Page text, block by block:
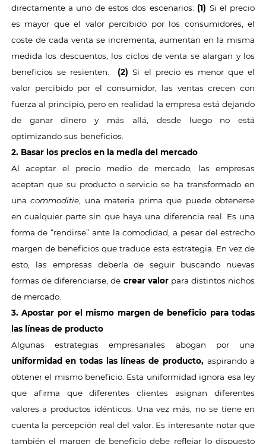
directamente a uno de estos dos escenarios: (1) Si el precio
es mayor que el valor percibido por los consumidores, el
coste de cada venta se incrementa, aumentan en la misma
medida los descuentos, los ciclos de venta se alargan y los
beneficios se resienten.
(2) Si el precio es menor que el
valor percibido por el consumidor, las ventas crecen con
fuerza al principio, pero en realidad la empresa está dejando
de ganar dinero y más allá, desde luego no está
optimizando sus beneficios.
2. Basar los precios en la media del mercado
Al aceptar el precio medio de mercado, las empresas
aceptan que su producto o servicio se ha transformado en
unacommoditie , una materia prima que puede obtenerse
en cualquier parte sin que haya una diferencia real. Es una
forma de “rendirse” ante la comodidad, a pesar del estrecho
margen de beneficios que traduce esta estrategia. En vez de
esto, las empresas debería de seguir buscando nuevas
formas de diferenciarse, de crear valorpara distintos nichos
de mercado.
3. Apostar por el mismo margen de beneficio para todas
las líneas de producto
Algunas estrategias empresariales abogan por una
uniformidad en todas las líneas de producto, aspirando a
obtener el mismo beneficio. Esta uniformidad ignora esa ley
que afirma que diferentes clientes asignan diferentes
valores a productos idénticos. Una vez más, no se tiene en
cuenta la percepción real del valor. Es interesante notar que
también el margen de beneficio debe reflejar lo dispuesto